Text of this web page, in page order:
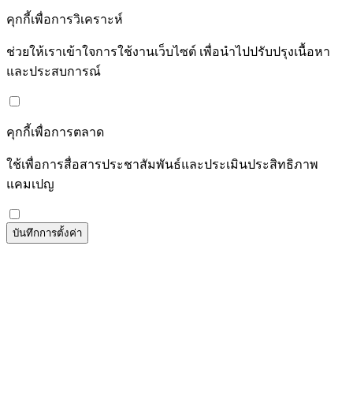
คุกกี้เพื่อการวิเคราะห์
ช่วยให้เราเข้าใจการใช้งานเว็บไซต์ เพื่อนำไปปรับปรุงเนื้อหา
และประสบการณ์
คุกกี้เพื่อการตลาด
ใช้เพื่อการสื่อสารประชาสัมพันธ์และประเมินประสิทธิภาพ
แคมเปญ
บันทึกการตั้งค่า